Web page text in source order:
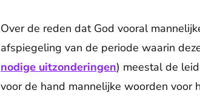
Over de reden dat God vooral
afspiegeling van de periode waarin
nodige uitzonderingen) meestal de
voor de hand mannelijke woorden voor